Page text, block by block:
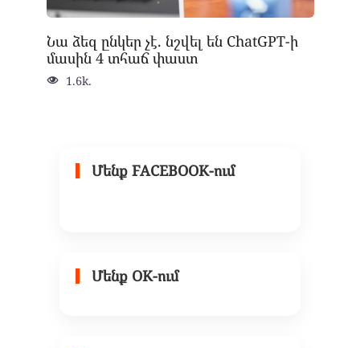
Նա ձեզ ընկեր չէ. նշվել են ChatGPT-ի
մասին 4 տհաճ փաստ
1.6k.
Մենք FACEBOOK-ում
Մենք OK-ում